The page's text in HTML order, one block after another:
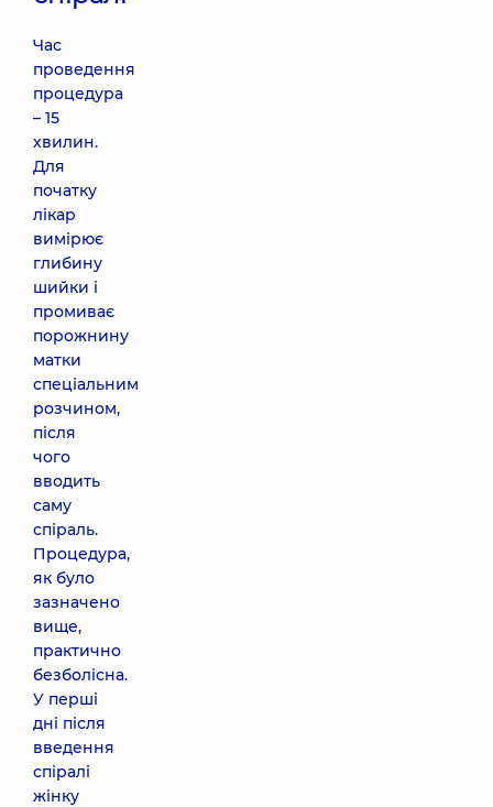
Час
проведення
процедура
– 15
хвилин.
Для
початку
лікар
вимірює
глибину
шийки і
промиває
порожнину
матки
спеціальним
розчином,
після
чого
вводить
саму
спіраль.
Процедура,
як було
зазначено
вище,
практично
безболісна.
У перші
дні після
введення
спіралі
жінку